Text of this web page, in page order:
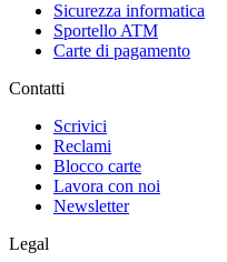
Sicurezza informatica
Sportello ATM
Carte di pagamento
Contatti
Scrivici
Reclami
Blocco carte
Lavora con noi
Newsletter
Legal